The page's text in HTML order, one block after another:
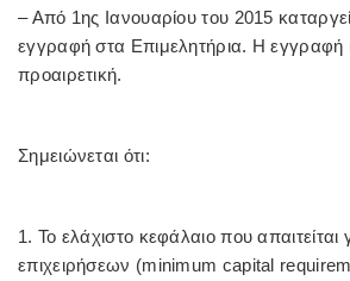
– Από 1ης Ιανουαρίου του 2015
εγγραφή στα Επιμελητήρια. Η εγγραφή
προαιρετική.
Σημειώνεται ότι:
1. Το ελάχιστο κεφάλαιο που απαιτείται
επιχειρήσεων (minimum capital